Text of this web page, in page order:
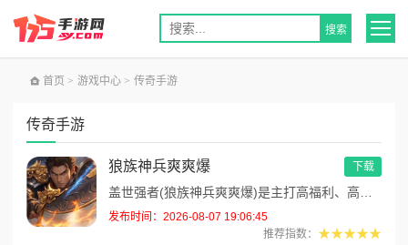
首页 > 游戏中心 > 传奇手游
传奇手游
狼族神兵爽爽爆
发布时间：2026-08-07 19:06:45
推荐指数： ★★★★★
下载